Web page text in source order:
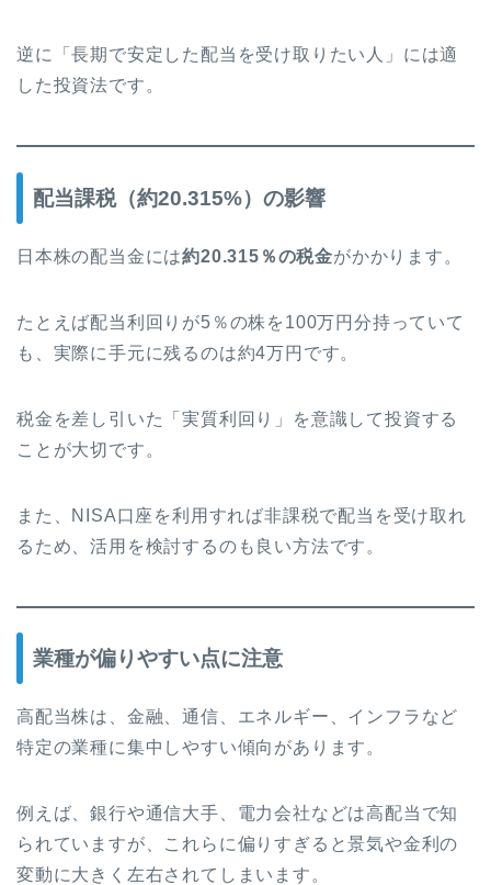
逆に「長期で安定した配当を受け取りたい人」には適
した投資法です。
配当課税（約20.315%）の影響
日本株の配当金には約20.315％の税金がかかります。
たとえば配当利回りが5％の株を100万円分持っていて
も、実際に手元に残るのは約4万円です。
税金を差し引いた「実質利回り」を意識して投資する
ことが大切です。
また、NISA口座を利用すれば非課税で配当を受け取れ
るため、活用を検討するのも良い方法です。
業種が偏りやすい点に注意
高配当株は、金融、通信、エネルギー、インフラなど
特定の業種に集中しやすい傾向があります。
例えば、銀行や通信大手、電力会社などは高配当で知
られていますが、これらに偏りすぎると景気や金利の
変動に大きく左右されてしまいます。